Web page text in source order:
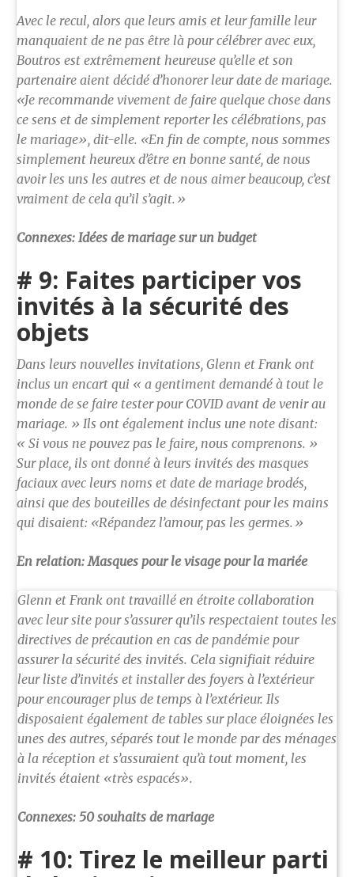
Avec le recul, alors que leurs amis et leur famille leur
manquaient de ne pas être là pour célébrer avec eux,
Boutros est extrêmement heureuse qu’elle et son
partenaire aient décidé d’honorer leur date de mariage.
«Je recommande vivement de faire quelque chose dans
ce sens et de simplement reporter les célébrations, pas
le mariage», dit-elle. «En fin de compte, nous sommes
simplement heureux d’être en bonne santé, de nous
avoir les uns les autres et de nous aimer beaucoup, c’est
vraiment de cela qu’il s’agit.»
Connexes: Idées de mariage sur un budget
# 9: Faites participer vos
invités à la sécurité des
objets
Dans leurs nouvelles invitations, Glenn et Frank ont ​​
inclus un encart qui « a gentiment demandé à tout le
monde de se faire tester pour COVID avant de venir au
mariage. » Ils ont également inclus une note disant:
« Si vous ne pouvez pas le faire, nous comprenons. »
Sur place, ils ont donné à leurs invités des masques
faciaux avec leurs noms et date de mariage brodés,
ainsi que des bouteilles de désinfectant pour les mains
qui disaient: «Répandez l’amour, pas les germes.»
En relation: Masques pour le visage pour la mariée
Glenn et Frank ont ​​travaillé en étroite collaboration
avec leur site pour s’assurer qu’ils respectaient toutes les
directives de précaution en cas de pandémie pour
assurer la sécurité des invités. Cela signifiait réduire
leur liste d’invités et installer des foyers à l’extérieur
pour encourager plus de temps à l’extérieur. Ils
disposaient également de tables sur place éloignées les
unes des autres, séparés tout le monde par des ménages
à la réception et s’assuraient qu’à tout moment, les
invités étaient «très espacés».
Connexes: 50 souhaits de mariage
# 10: Tirez le meilleur parti